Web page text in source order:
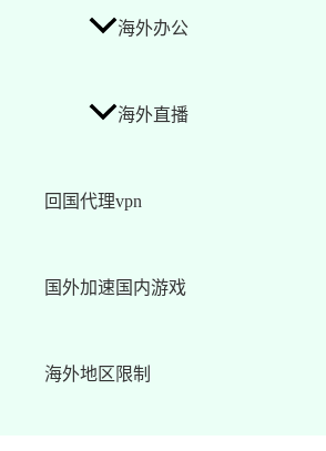
海外办公
海外直播
回国代理vpn
国外加速国内游戏
海外地区限制